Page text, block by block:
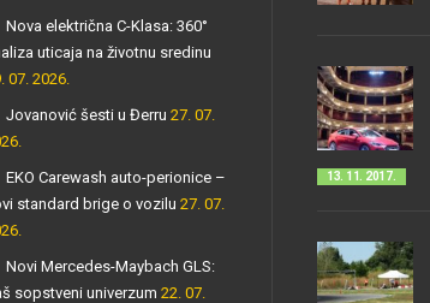
Nova električna C-Klasa: 360°
uticaja na životnu sredinu
07. 2026.
Jovanović šesti u Đerru 27. 07.
EKO Carewash auto-perionice –
standard brige o vozilu 27. 07.
Novi Mercedes-Maybach GLS:
sopstveni univerzum 22. 07.
13. 11. 2017.